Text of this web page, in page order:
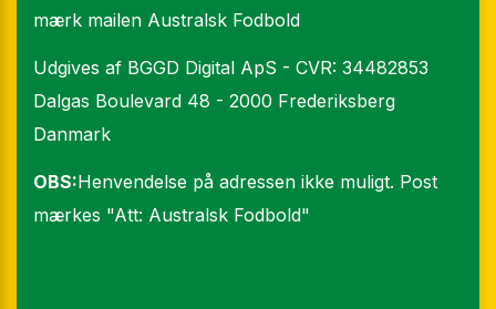
mærk mailen Australsk Fodbold
Udgives af BGGD Digital ApS - CVR: 34482853
Dalgas Boulevard 48 - 2000 Frederiksberg
Danmark
OBS:Henvendelse på adressen ikke muligt. Post
mærkes "Att: Australsk Fodbold"